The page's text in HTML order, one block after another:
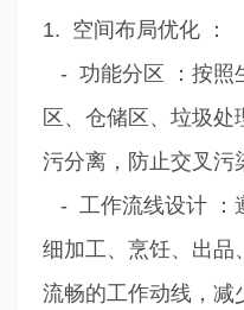
1. 空间布局优化 ：
- 功能分区 ：按照
区、仓储区、垃圾
污分离，防止交叉污
- 工作流线设计 ：
细加工、烹饪、出品
流畅的工作动线，减